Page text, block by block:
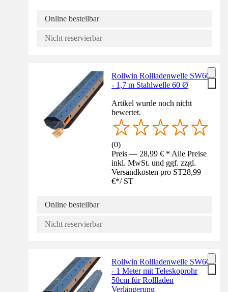
Online bestellbar
Nicht reservierbar
Rollwin Rollladenwelle SW60
- 1,7 m Stahlwelle 60 Ø
Artikel wurde noch nicht
bewertet.
(0)
Preis — 28,99 € * Alle Preise
inkl. MwSt. und ggf. zzgl.
Versandkosten pro ST28,99
€*/ ST
Online bestellbar
Nicht reservierbar
Rollwin Rollladenwelle SW60
- 1 Meter mit Teleskoprohr
50cm für Rollladen
Verlängerung